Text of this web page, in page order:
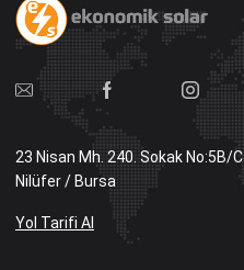
23 Nisan Mh. 240. Sokak No:5B/C
Nilüfer / Bursa
Yol Tarifi Al